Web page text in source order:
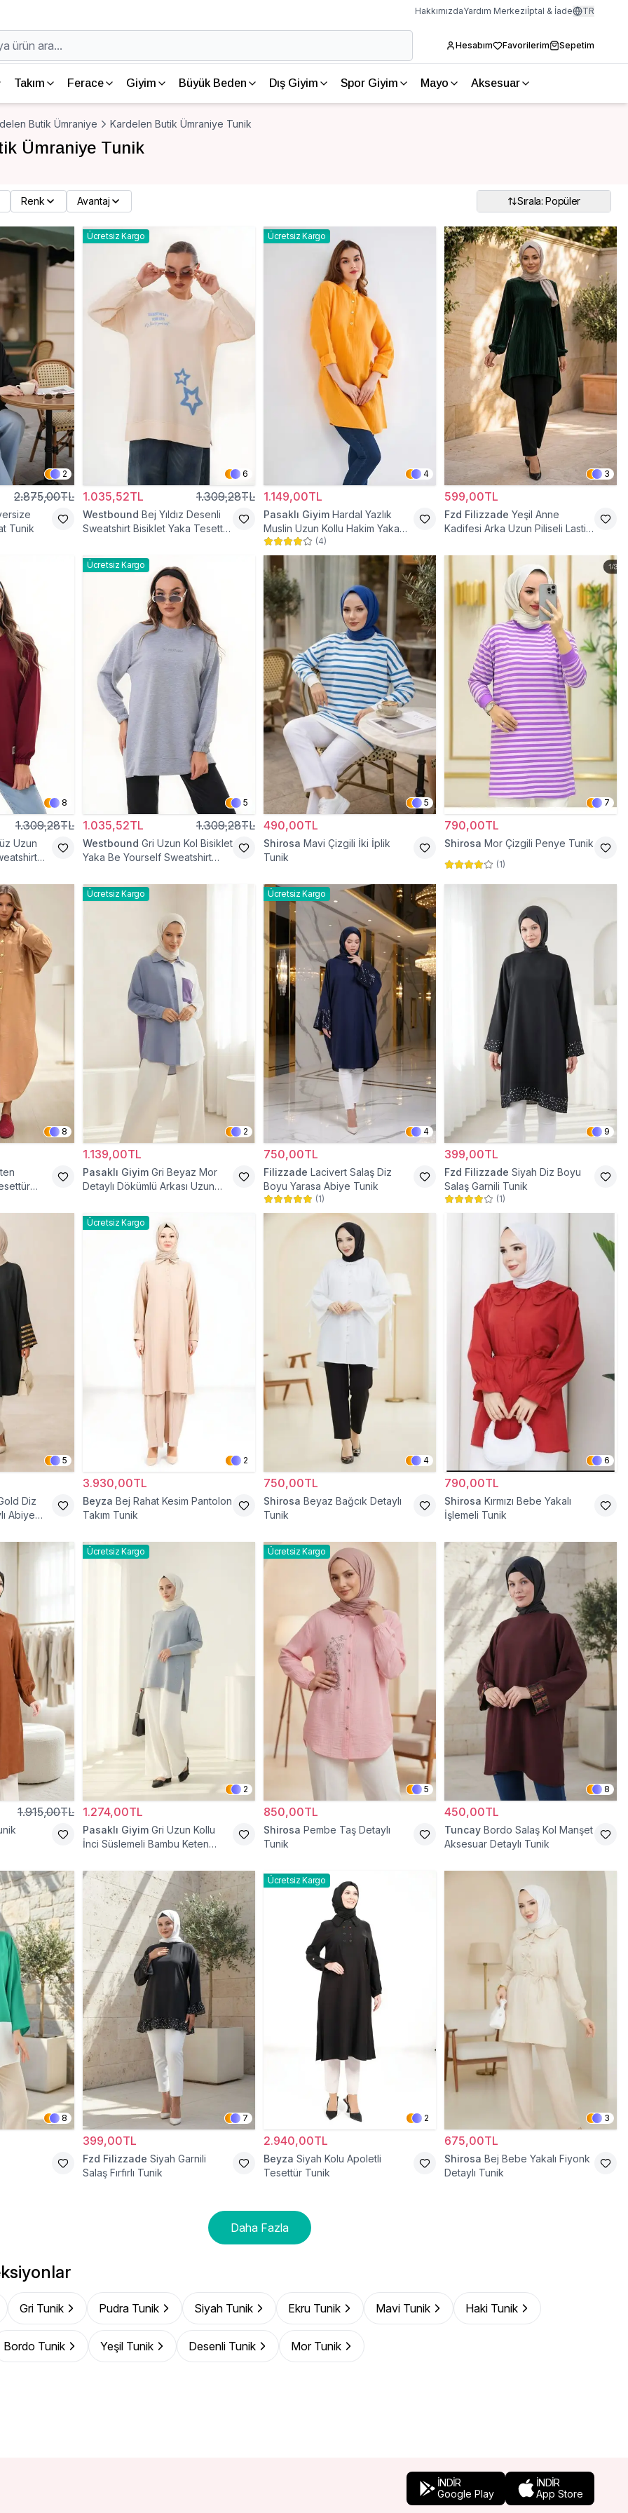
HakkımızdaYardım Merkeziİptal & İade TR
Hesabım Favorilerim Sepetim
Takım Ferace Giyim Büyük Beden Dış Giyim Spor Giyim Mayo Aksesuar
Butik Ümraniye Kardelen Butik Ümraniye Tunik
Ümraniye Tunik
Renk Avantaj Sırala: Popüler
2
2.875,00TL
Tunik
Ücretsiz Kargo
6
1.035,52TL 1.309,28TL
Westbound Bej Yıldız Desenli
Sweatshirt Bisiklet Yaka Tesettür
Ücretsiz Kargo
4
1.149,00TL
Pasaklı Giyim Hardal Yazlık
Muslin Uzun Kollu Hakim Yaka
Cepli Tesettür Tunik
(4)
3
599,00TL
Fzd Filizzade Yeşil Anne
Kadifesi Arka Uzun Piliseli Lastik
8
1.309,28TL
Uzun
Ücretsiz Kargo
5
1.035,52TL 1.309,28TL
Westbound Gri Uzun Kol Bisiklet
Yaka Be Yourself Sweatshirt
5
490,00TL
Shirosa Mavi Çizgili İki İplik
Tunik
7
790,00TL
Shirosa Mor Çizgili Penye Tunik
(1)
8
Ücretsiz Kargo
2
1.139,00TL
Pasaklı Giyim Gri Beyaz Mor
Detaylı Dökümlü Arkası Uzun
Ücretsiz Kargo
4
750,00TL
Filizzade Lacivert Salaş Diz
Boyu Yarasa Abiye Tunik
(1)
9
399,00TL
Fzd Filizzade Siyah Diz Boyu
Salaş Garnili Tunik
(1)
5
Diz
Abiye
Ücretsiz Kargo
2
3.930,00TL
Beyza Bej Rahat Kesim Pantolon
Takım Tunik
4
750,00TL
Shirosa Beyaz Bağcık Detaylı
Tunik
6
790,00TL
Shirosa Kırmızı Bebe Yakalı
İşlemeli Tunik
1.915,00TL
Ücretsiz Kargo
2
1.274,00TL
Pasaklı Giyim Gri Uzun Kollu
İnci Süslemeli Bambu Keten
Ücretsiz Kargo
5
850,00TL
Shirosa Pembe Taş Detaylı
Tunik
8
450,00TL
Tuncay Bordo Salaş Kol Manşet
Aksesuar Detaylı Tunik
8 7
399,00TL
Fzd Filizzade Siyah Garnili
Salaş Fırfırlı Tunik
Ücretsiz Kargo
2
2.940,00TL
Beyza Siyah Kolu Apoletli
Tesettür Tunik
3
675,00TL
Shirosa Bej Bebe Yakalı Fiyonk
Detaylı Tunik
Daha Fazla
Gri Tunik Pudra Tunik Siyah Tunik Ekru Tunik Mavi Tunik Haki Tunik
Bordo Tunik Yeşil Tunik Desenli Tunik Mor Tunik
İNDİR
Google Play
İNDİR
App Store